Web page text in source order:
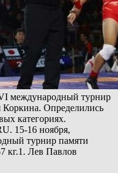
международный турнир
Определились
категориях.
15-16 ноября,
турнир памяти
кг.1. Лев Павлов